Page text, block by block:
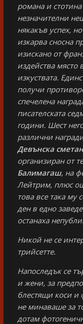
романа и
незначителни
някакъв успех,
изкарва сносна
изискано от
издейства място
изкуствата.
получи
спечелена
писателската
години. Шест
различни
Девънска
организиран от
Балимагаш, на
Лейтрим, плюс
това все така му
ден в едно
останаха
Никой не се
трийсетте.
Напоследък се
и жени, за
блестящи коси и
не минаваше за
дотам